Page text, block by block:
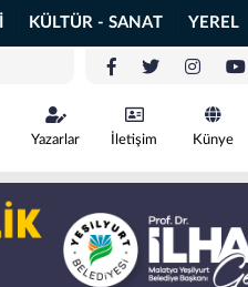
KÜLTÜR - SANAT YEREL
Yazarlar İletişim Künye